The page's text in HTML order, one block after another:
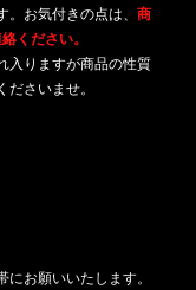
お気付きの点は、 商
ください。
入りますが商品の性質
さいませ。
お願いいたします。